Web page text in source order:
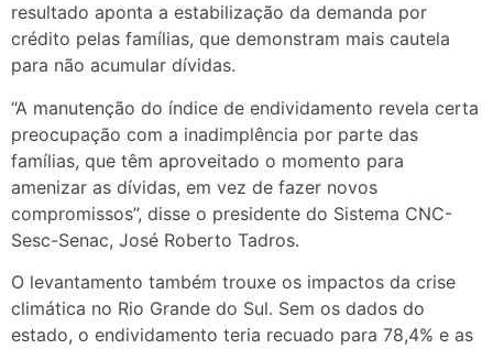
resultado aponta a estabilização da demanda por
crédito pelas famílias, que demonstram mais cautela
para não acumular dívidas.
“A manutenção do índice de endividamento revela certa
preocupação com a inadimplência por parte das
famílias, que têm aproveitado o momento para
amenizar as dívidas, em vez de fazer novos
compromissos”, disse o presidente do Sistema CNC-
Sesc-Senac, José Roberto Tadros.
O levantamento também trouxe os impactos da crise
climática no Rio Grande do Sul. Sem os dados do
estado, o endividamento teria recuado para 78,4% e as